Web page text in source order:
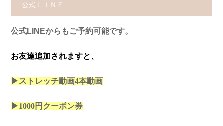
公式ＬＩＮＥ
公式LINEからもご予約可能です。
お友達追加されますと、
▶ストレッチ動画4本動画
▶1000円クーポン券